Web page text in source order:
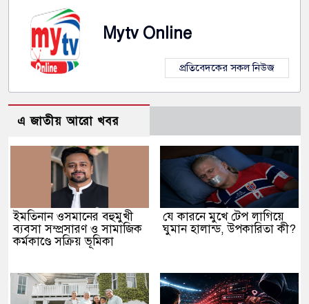
Mytv Online
প্রতিবেদকের সকল নিউজ
এ জাতীয় আরো খবর
ইমতিনান ওসমানের বহুমুখী
ব্যবসা সম্প্রসারণ ও সামাজিক
কর্মকাণ্ডে সক্রিয় ভূমিকা
যে কারনে মুখে টেপ লাগিয়ে
ঘুমান হালান্ড, উপকারিতা কী?